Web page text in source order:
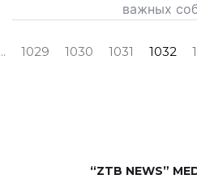
важных
1029 1030 1031 1032
“ZTB NEWS”